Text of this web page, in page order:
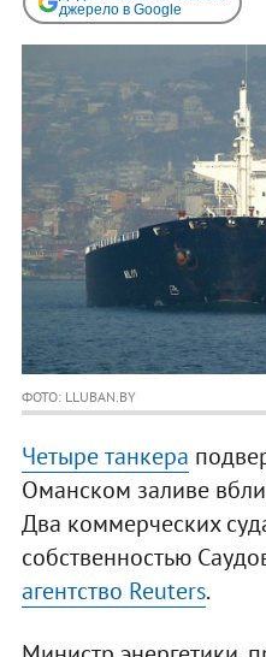
джерело в Google
ФОТО: LLUBAN.BY
Четыре танкера
Оманском заливе
Два коммерческих
собственностью
агентство Reuters.